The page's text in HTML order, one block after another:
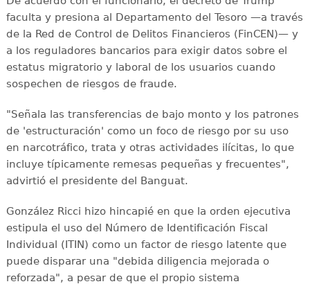
faculta y presiona al Departamento del Tesoro —a través
de la Red de Control de Delitos Financieros (FinCEN)— y
a los reguladores bancarios para exigir datos sobre el
estatus migratorio y laboral de los usuarios cuando
sospechen de riesgos de fraude.
"Señala las transferencias de bajo monto y los patrones
de 'estructuración' como un foco de riesgo por su uso
en narcotráfico, trata y otras actividades ilícitas, lo que
incluye típicamente remesas pequeñas y frecuentes",
advirtió el presidente del Banguat.
González Ricci hizo hincapié en que la orden ejecutiva
estipula el uso del Número de Identificación Fiscal
Individual (ITIN) como un factor de riesgo latente que
puede disparar una "debida diligencia mejorada o
reforzada", a pesar de que el propio sistema